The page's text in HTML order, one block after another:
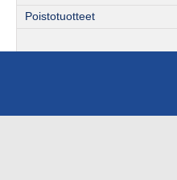
Poistotuotteet